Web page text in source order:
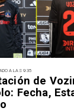
A LAS 9:35
de
Fecha,